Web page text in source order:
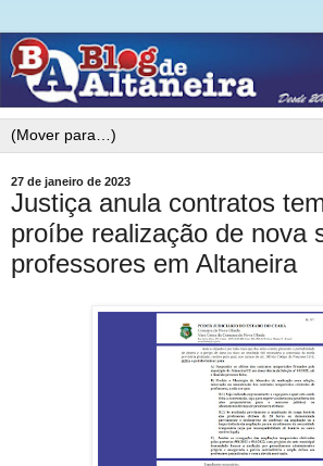
27 de janeiro de 2023
Justiça anula contratos
proíbe realização de nova
professores em Altaneira